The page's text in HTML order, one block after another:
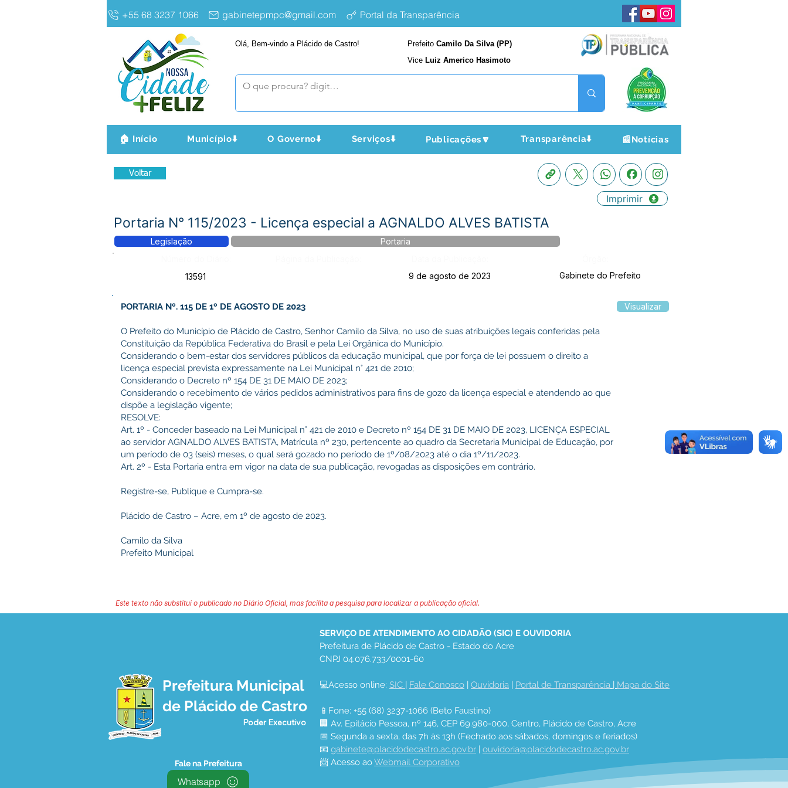
+55 68 3237 1066 gabinetepmpc@gmail.com Portal da Transparência
Olá, Bem-vindo a Plácido de Castro! Prefeito Camilo Da Silva (PP)
Vice Luiz Americo Hasimoto
🏠 Início Município⬇️ O Governo⬇️ Serviços⬇️ Publicações🔽 Transparência⬇️ 📰Notícias
Voltar
Imprimir
Portaria N° 115/2023 - Licença especial a AGNALDO ALVES BATISTA
Legislação
Portaria
13591
9 de agosto de 2023 Gabinete do Prefeito
PORTARIA Nº. 115 DE 1º DE AGOSTO DE 2023
O Prefeito do Município de Plácido de Castro, Senhor Camilo da Silva, no uso de suas atribuições legais conferidas pela
Constituição da República Federativa do Brasil e pela Lei Orgânica do Município.
Considerando o bem-estar dos servidores públicos da educação municipal, que por força de lei possuem o direito a
licença especial prevista expressamente na Lei Municipal n° 421 de 2010;
Considerando o Decreto nº 154 DE 31 DE MAIO DE 2023;
Considerando o recebimento de vários pedidos administrativos para fins de gozo da licença especial e atendendo ao que
dispõe a legislação vigente;
RESOLVE:
Art. 1º - Conceder baseado na Lei Municipal n° 421 de 2010 e Decreto nº 154 DE 31 DE MAIO DE 2023, LICENÇA ESPECIAL
ao servidor AGNALDO ALVES BATISTA, Matrícula nº 230, pertencente ao quadro da Secretaria Municipal de Educação, por
um período de 03 (seis) meses, o qual será gozado no período de 1º/08/2023 até o dia 1º/11/2023.
Art. 2º - Esta Portaria entra em vigor na data de sua publicação, revogadas as disposições em contrário.
Registre-se, Publique e Cumpra-se.
Plácido de Castro – Acre, em 1º de agosto de 2023.
Camilo da Silva
Prefeito Municipal
Visualizar
Este texto não substitui o publicado no Diário Oficial, mas facilita a pesquisa para localizar a publicação oficial.
Prefeitura Municipal
de Plácido de Castro
Poder Executivo
Fale na Prefeitura
Whatsapp
SERVIÇO DE ATENDIMENTO AO CIDADÃO (SIC) E OUVIDORIA
Prefeitura de Plácido de Castro - Estado do Acre
CNPJ 04.076.733/0001-60
💻Acesso online: SIC | Fale Conosco | Ouvidoria | Portal de Transparência | Mapa do Site
📱Fone: +55 (68) 3237-1066 (Beto Faustino)
🏢 Av. Epitácio Pessoa, nº 146, CEP 69.980-000, Centro, Plácido de Castro, Acre
📅 Segunda a sexta, das 7h às 13h (Fechado aos sábados, domingos e feriados)
📧 gabinete@placidodecastro.ac.gov.br | ouvidoria@placidodecastro.ac.gov.br
📨 Acesso ao Webmail Corporativo